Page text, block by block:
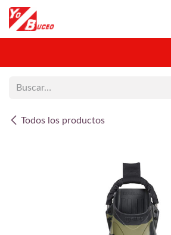
Ir al contenido
Todos los productos